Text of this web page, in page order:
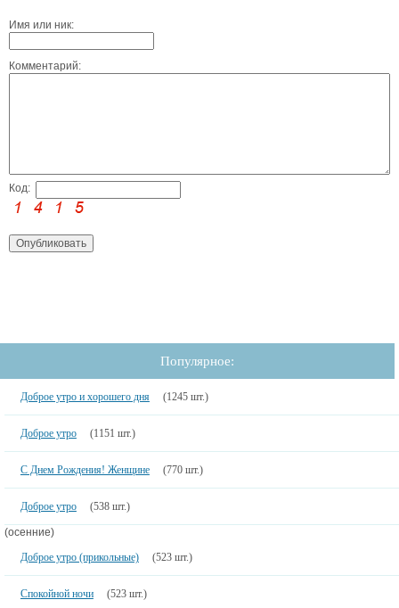
Имя или ник:
Комментарий:
Код:
Популярное:
Доброе утро и хорошего дня (1245 шт.)
Доброе утро (1151 шт.)
С Днем Рождения! Женщине (770 шт.)
Доброе утро (538 шт.)
(осенние)
Доброе утро (прикольные)
(523 шт.)
Спокойной ночи (523 шт.)